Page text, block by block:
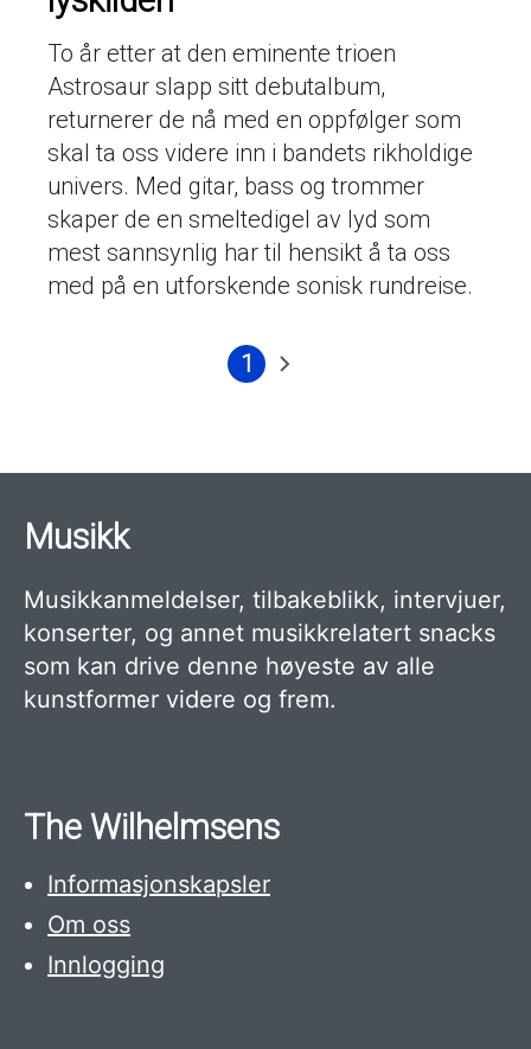
To år etter at den eminente trioen
Astrosaur slapp sitt debutalbum,
returnerer de nå med en oppfølger som
skal ta oss videre inn i bandets rikholdige
univers. Med gitar, bass og trommer
skaper de en smeltedigel av lyd som
mest sannsynlig har til hensikt å ta oss
med på en utforskende sonisk rundreise.
Nåværende
1
Neste
Musikk
Musikkanmeldelser, tilbakeblikk, intervjuer,
konserter, og annet musikkrelatert snacks
som kan drive denne høyeste av alle
kunstformer videre og frem.
The Wilhelmsens
Informasjonskapsler
Om oss
Innlogging